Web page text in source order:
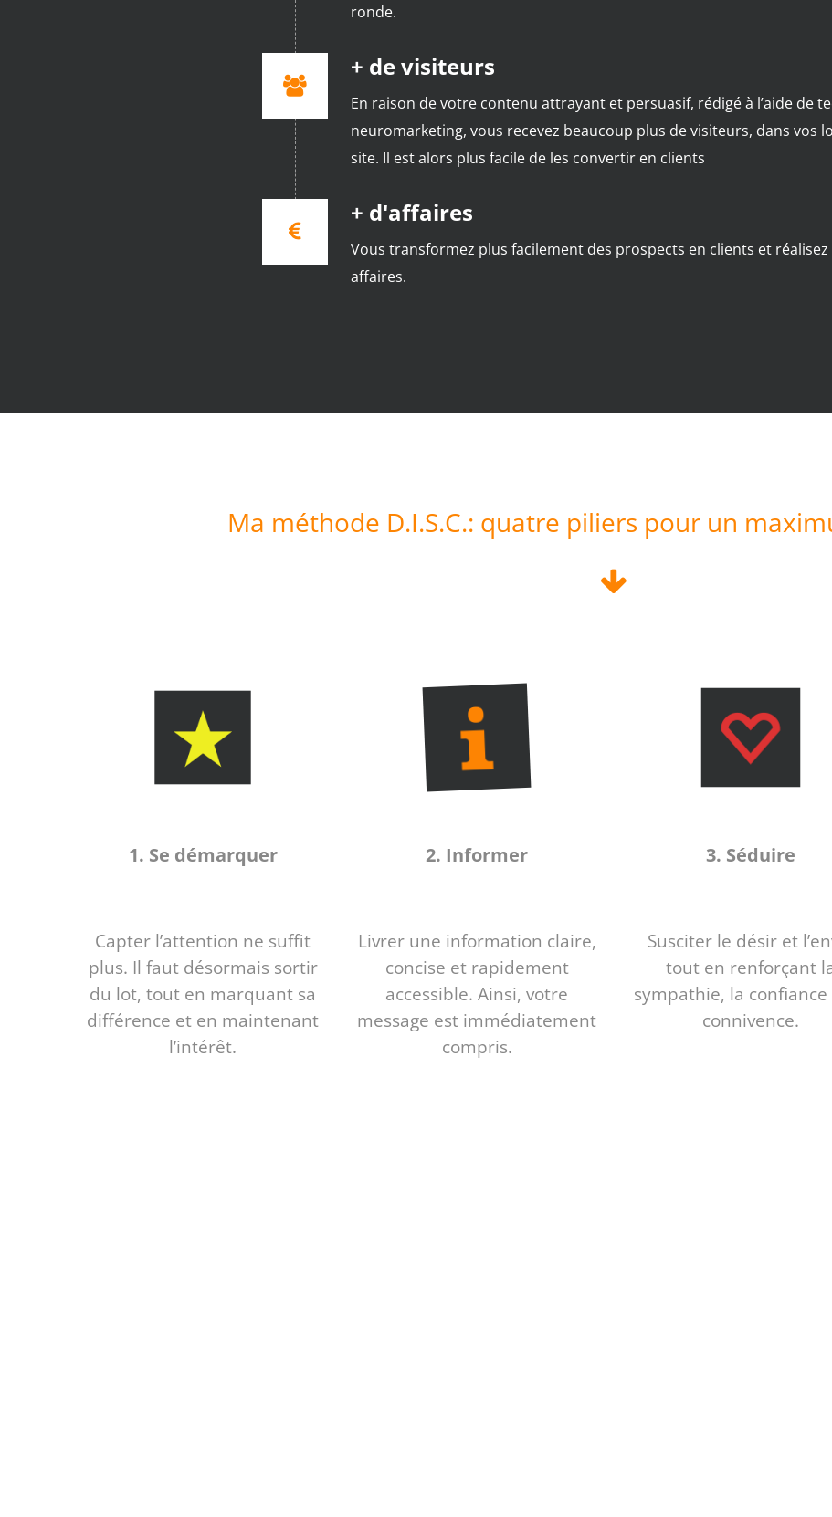
ronde.
+ de visiteurs
En raison de votre contenu attrayant et persuasif, rédigé à l’aide de
neuromarketing, vous recevez beaucoup plus de visiteurs, dans vos
site. Il est alors plus facile de les convertir en clients
+ d'affaires
Vous transformez plus facilement des prospects en clients et
affaires.
Ma méthode D.I.S.C.: quatre piliers pour un
1. Se démarquer
Capter l’attention ne suffit
plus. Il faut désormais sortir
du lot, tout en marquant sa
différence et en maintenant
l’intérêt.
2. Informer
Livrer une information claire,
concise et rapidement
accessible. Ainsi, votre
message est immédiatement
compris.
3. Séduire
Susciter le désir et
tout en renforçant
sympathie, la confiance
connivence.